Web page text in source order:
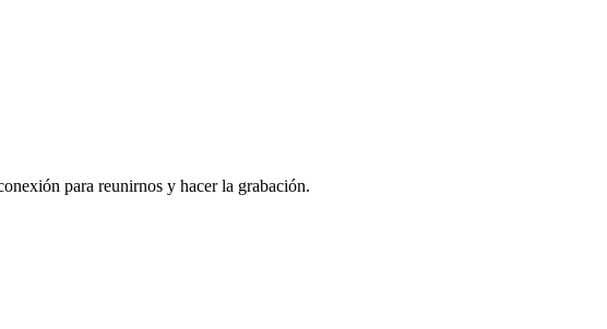
para reunirnos y hacer la grabación.